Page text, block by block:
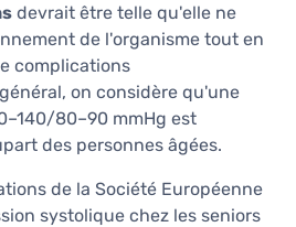
devrait être telle qu'elle ne
de l'organisme tout en
complications
on considère qu'une
80–90 mmHg est
des personnes âgées.
de la Société Européenne
systolique chez les seniors